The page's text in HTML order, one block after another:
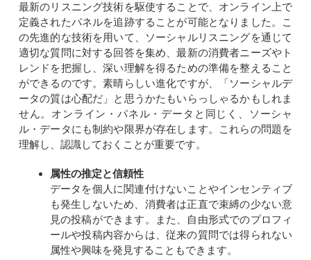
最新のリスニング技術を駆使することで、オンライン上で
定義されたパネルを追跡することが可能となりました。こ
の先進的な技術を用いて、ソーシャルリスニングを通じて
適切な質問に対する回答を集め、最新の消費者ニーズやト
レンドを把握し、深い理解を得るための準備を整えること
ができるのです。素晴らしい進化ですが、「ソーシャルデ
ータの質は心配だ」と思うかたもいらっしゃるかもしれま
せん。オンライン・パネル・データと同じく、ソーシャ
ル・データにも制約や限界が存在します。これらの問題を
理解し、認識しておくことが重要です。
属性の推定と信頼性
データを個人に関連付けないことやインセンティブ
も発生しないため、消費者は正直で束縛の少ない意
見の投稿ができます。また、自由形式でのプロフィ
ールや投稿内容からは、従来の質問では得られない
属性や興味を発見することもできます。